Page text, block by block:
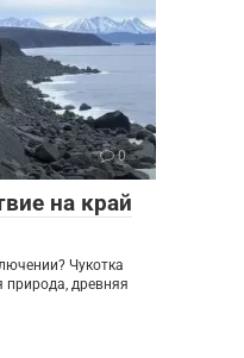
0
на край
Чукотка
природа, древняя